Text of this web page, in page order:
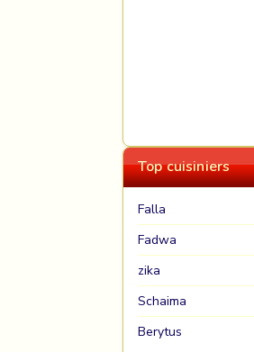
Top cuisiniers
Falla
Fadwa
zika
Schaima
Berytus